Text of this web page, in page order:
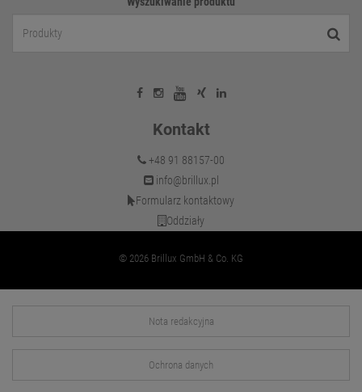
Kontakt
+48 91 88157-00
info@brillux.pl
Formularz kontaktowy
Oddziały
© 2026 Brillux GmbH & Co. KG
Nota redakcyjna
Ochrona danych